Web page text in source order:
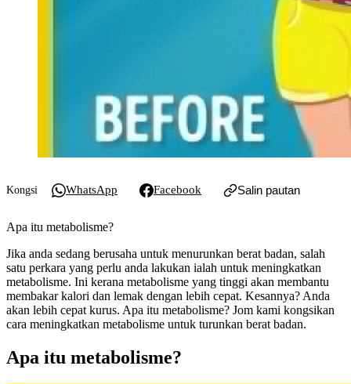
Kongsi WhatsApp Facebook Salin pautan
Apa itu metabolisme?
Jika anda sedang berusaha untuk menurunkan berat badan, salah
satu perkara yang perlu anda lakukan ialah untuk meningkatkan
metabolisme. Ini kerana metabolisme yang tinggi akan membantu
membakar kalori dan lemak dengan lebih cepat. Kesannya? Anda
akan lebih cepat kurus. Apa itu metabolisme? Jom kami kongsikan
cara meningkatkan metabolisme untuk turunkan berat badan.
Apa itu metabolisme?